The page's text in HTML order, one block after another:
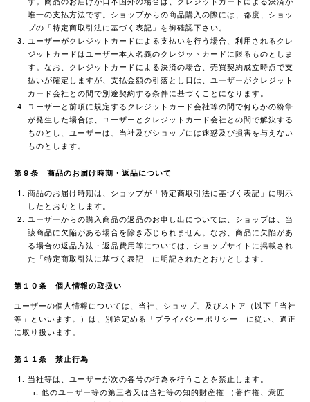
唯一の支払方法です。ショップからの商品購入の際には、都度、ショッ
プの「特定商取引法に基づく表記」を御確認下さい。
ユーザーがクレジットカードによる支払いを行う場合、利用されるクレ
ジットカードはユーザー本人名義のクレジットカードに限るものとしま
す。なお、クレジットカードによる決済の場合、売買契約成立時点で支
払いが確定しますが、支払金額の引落とし日は、ユーザーがクレジット
カード会社との間で別途契約する条件に基づくことになります。
ユーザーと前項に規定するクレジットカード会社等の間で何らかの紛争
が発生した場合は、ユーザーとクレジットカード会社との間で解決する
ものとし、ユーザーは、当社及びショップには迷惑及び損害を与えない
ものとします。
第９条 商品のお届け時期・返品について
商品のお届け時期は、ショップが「特定商取引法に基づく表記」に明示
したとおりとします。
ユーザーからの購入商品の返品のお申し出については、ショップは、当
該商品に欠陥がある場合を除き応じられません。なお、商品に欠陥があ
る場合の返品方法・返品費用等については、ショップサイトに掲載され
た「特定商取引法に基づく表記」に明記されたとおりとします。
第１０条 個人情報の取扱い
ユーザーの個人情報については、当社、ショップ、及びストア（以下「当社
等」といいます。）は、別途定める「プライバシーポリシー」に従い、適正
に取り扱います。
第１１条 禁止行為
当社等は、ユーザーが次の各号の行為を行うことを禁止します。
他のユーザー等の第三者又は当社等の知的財産権 （著作権、意匠